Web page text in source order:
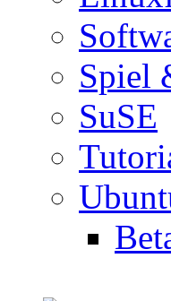
Spiel
SuSE